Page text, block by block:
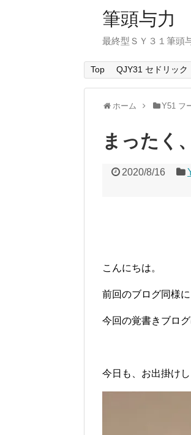
筆頭与力
最終型ＳＹ３１筆頭
Top QJY31 セドリック
ホーム Y51 フ
まったく
2020/8/16
こんにちは。
前回のブログ同様
今回の覚書きブロ
今日も、お出掛け